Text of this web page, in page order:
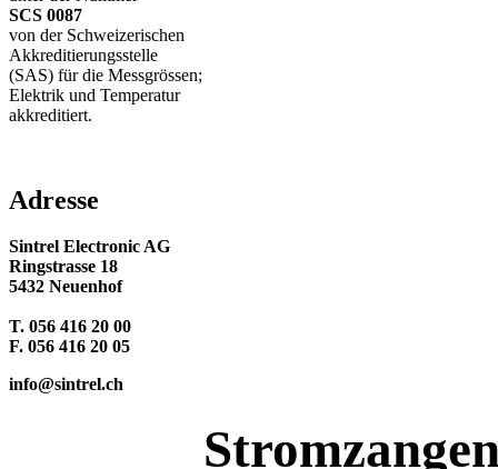
SCS 0087
von der Schweizerischen
Akkreditierungsstelle
(SAS) für die Messgrössen;
Elektrik und Temperatur
akkreditiert.
Adresse
Sintrel Electronic AG
Ringstrasse 18
5432 Neuenhof
T. 056 416 20 00
F. 056 416 20 05
info@sintrel.ch